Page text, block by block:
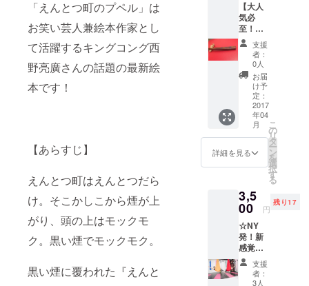
「えんとつ町のプペル」は
お笑い芸人兼絵本作家とし
て活躍するキングコング西
野亮廣さんの話題の最新絵
本です！
【あらすじ】
えんとつ町はえんとつだら
け。そこかしこから煙が上
がり、頭の上はモックモ
ク。黒い煙でモックモク。
黒い煙に覆われた『えんと
でロー
ホット
ヨガが
体験で
きる権
利で
す！ コ
チラの
リター
ンは
『女性
の方限
定リ
ター
すので
ご了承
くださ
い。 ※
ご支援
いただ
いた方
は、リ
ターン
【大人
気必
至！
リーズ
ナブル
な『サ
ンゴ
(3500
円)セッ
ト』】
沖縄ミ
ンサー
柄お箸
+ サン
ゴのお
箸置き
んとつ
町のプ
ペル」
ポスト
カード3
枚 お箸
には無
料でお
名前を
支援
者：
0人
お届
け予
定：
2017
年04
月
詳細を見る
こ
の
リ
タ
ー
ン
を
選
択
す
る
3,5
00 円
残り17
☆NY
発！新
感覚！
ハン
モック
ヨガ体
支援
者：
3人